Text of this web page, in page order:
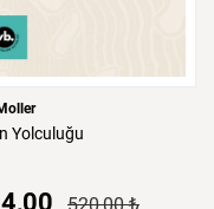
Yolculuğu